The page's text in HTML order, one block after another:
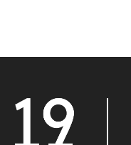
Welcome light